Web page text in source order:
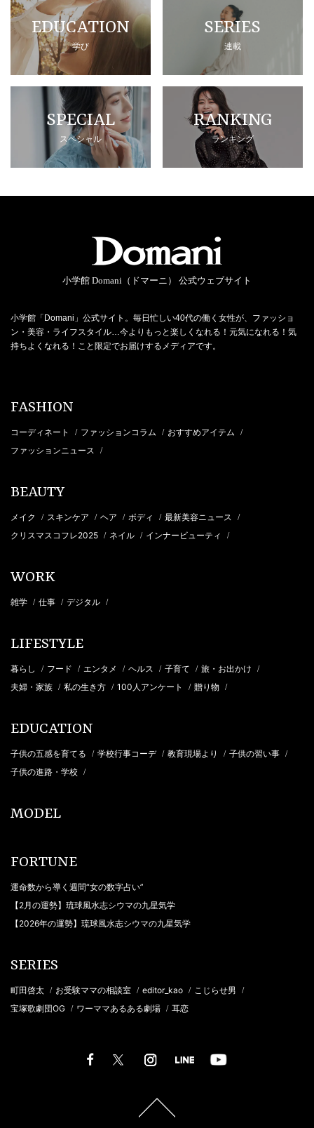
EDUCATION
学び
SERIES
連載
SPECIAL
スペシャル
RANKING
ランキング
小学館 Domani（ドマーニ） 公式ウェブサイト
小学館「Domani」公式サイト。毎日忙しい40代の働く女性が、ファッショ
ン・美容・ライフスタイル…今よりもっと楽しくなれる！元気になれる！気
持ちよくなれる！こと限定でお届けするメディアです。
FASHION
コーディネート / ファッションコラム / おすすめアイテム /
ファッションニュース /
BEAUTY
メイク / スキンケア / ヘア / ボディ / 最新美容ニュース /
クリスマスコフレ2025 / ネイル / インナービューティ /
WORK
雑学 / 仕事 / デジタル /
LIFESTYLE
暮らし / フード / エンタメ / ヘルス / 子育て / 旅・お出かけ /
夫婦・家族 / 私の生き方 / 100人アンケート / 贈り物 /
EDUCATION
子供の五感を育てる / 学校行事コーデ / 教育現場より / 子供の習い事 /
子供の進路・学校 /
MODEL
FORTUNE
運命数から導く週間“女の数字占い”
【2月の運勢】琉球風水志シウマの九星気学
【2026年の運勢】琉球風水志シウマの九星気学
SERIES
町田啓太 / お受験ママの相談室 / editor_kao / こじらせ男 /
宝塚歌劇団OG / ワーママあるある劇場 / 耳恋